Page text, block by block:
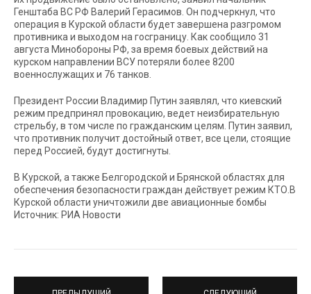
Генштаба ВС РФ Валерий Герасимов. Он подчеркнул, что
операция в Курской области будет завершена разгромом
противника и выходом на госграницу. Как сообщило 31
августа Минобороны РФ, за время боевых действий на
курском направлении ВСУ потеряли более 8200
военнослужащих и 76 танков.
Президент России Владимир Путин заявлял, что киевский
режим предпринял провокацию, ведет неизбирательную
стрельбу, в том числе по гражданским целям. Путин заявил,
что противник получит достойный ответ, все цели, стоящие
перед Россией, будут достигнуты.
В Курской, а также Белгородской и Брянской областях для
обеспечения безопасности граждан действует режим КТО.В
Курской области уничтожили две авиационные бомбы
Источник: РИА Новости